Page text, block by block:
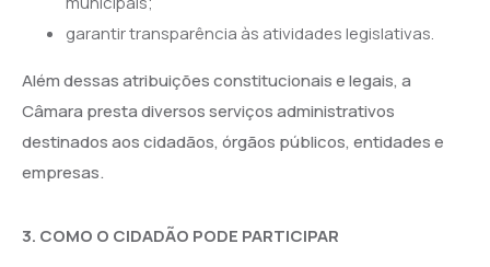
garantir transparência às atividades legislativas.
Além dessas atribuições constitucionais e legais, a
Câmara presta diversos serviços administrativos
destinados aos cidadãos, órgãos públicos, entidades e
empresas.
3. COMO O CIDADÃO PODE PARTICIPAR